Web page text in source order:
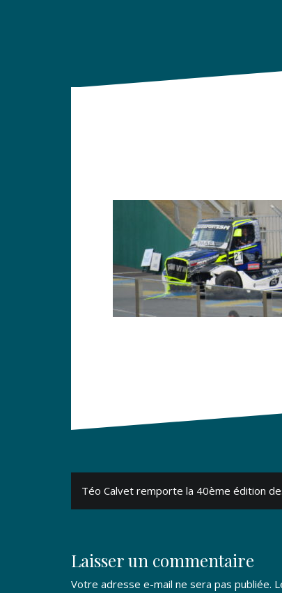
Navigation
de
Téo Calvet remporte la 40ème édition
Laisser un commentaire
Votre adresse e-mail ne sera pas publiée.